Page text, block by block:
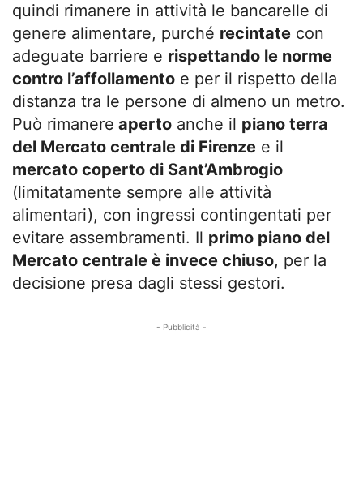
quindi rimanere in attività le bancarelle di
genere alimentare, purché recintate con
adeguate barriere e rispettando le norme
contro l’affollamento e per il rispetto della
distanza tra le persone di almeno un metro.
Può rimanere aperto anche il piano terra
del Mercato centrale di Firenze e il
mercato coperto di Sant’Ambrogio
(limitatamente sempre alle attività
alimentari), con ingressi contingentati per
evitare assembramenti. Il primo piano del
Mercato centrale è invece chiuso, per la
decisione presa dagli stessi gestori.
- Pubblicità -